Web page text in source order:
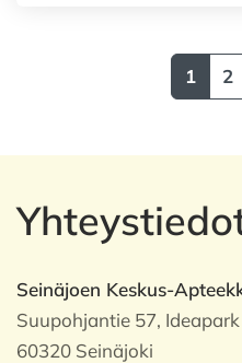
1 2
Seinäjoen Keskus-
Suupohjantie 57, Ideapark
60320 Seinäjoki